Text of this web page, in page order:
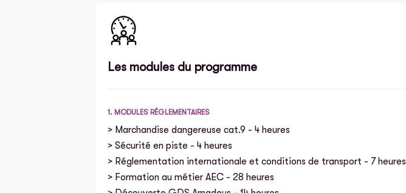
Les modules du programme
1. MODULES RÉGLEMENTAIRES
> Marchandise dangereuse cat.9 - 4 heures
> Sécurité en piste - 4 heures
> Réglementation internationale et conditions de transport - 7 heures
> Formation au métier AEC - 28 heures